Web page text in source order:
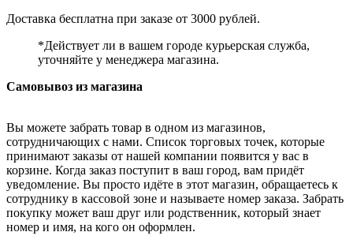
Доставка бесплатна при заказе от 3000 рублей.
*Действует ли в вашем городе курьерская служба,
уточняйте у менеджера магазина.
Самовывоз из магазина
Вы можете забрать товар в одном из магазинов,
сотрудничающих с нами. Список торговых точек, которые
принимают заказы от нашей компании появится у вас в
корзине. Когда заказ поступит в ваш город, вам придёт
уведомление. Вы просто идёте в этот магазин, обращаетесь к
сотруднику в кассовой зоне и называете номер заказа. Забрать
покупку может ваш друг или родственник, который знает
номер и имя, на кого он оформлен.